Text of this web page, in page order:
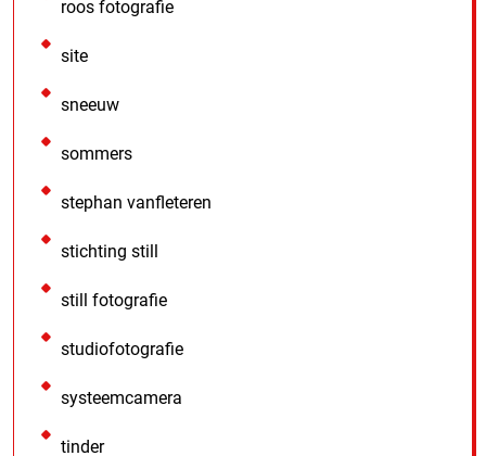
roos fotografie
site
sneeuw
sommers
stephan vanfleteren
stichting still
still fotografie
studiofotografie
systeemcamera
tinder